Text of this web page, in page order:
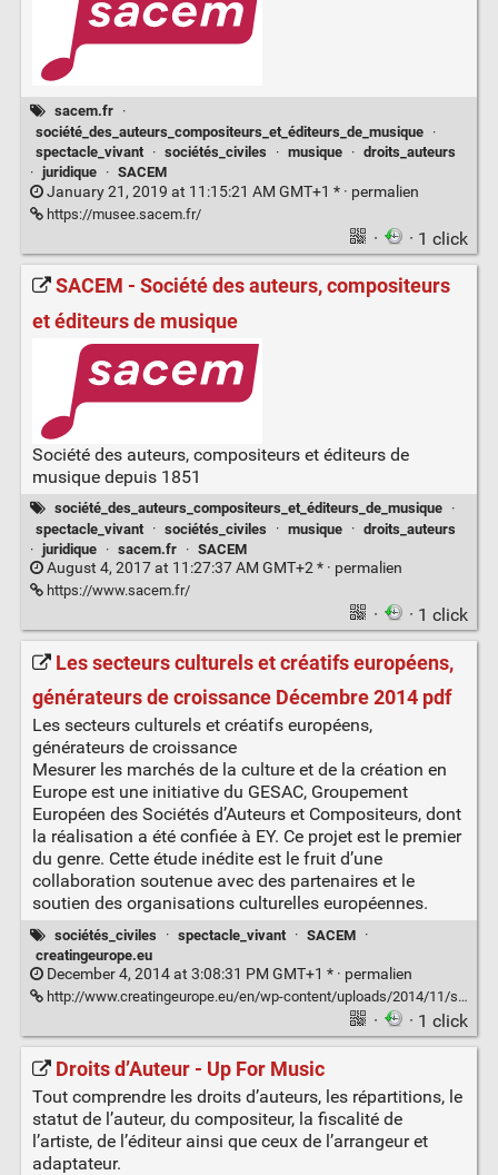
sacem.fr
·
société_des_auteurs_compositeurs_et_éditeurs_de_musique
·
spectacle_vivant
· sociétés_civiles · musique · droits_auteurs
· juridique · SACEM
January 21, 2019 at 11:15:21 AM GMT+1 * · permalien
https://musee.sacem.fr/
· · 1 click
SACEM - Société des auteurs, compositeurs
et éditeurs de musique
Société des auteurs, compositeurs et éditeurs de
musique depuis 1851
société_des_auteurs_compositeurs_et_éditeurs_de_musique
·
spectacle_vivant
· sociétés_civiles · musique · droits_auteurs
· juridique · sacem.fr · SACEM
August 4, 2017 at 11:27:37 AM GMT+2 * · permalien
https://www.sacem.fr/
· · 1 click
Les secteurs culturels et créatifs européens,
générateurs de croissance Décembre 2014 pdf
Les secteurs culturels et créatifs européens,
générateurs de croissance
Mesurer les marchés de la culture et de la création en
Europe est une initiative du GESAC, Groupement
Européen des Sociétés d’Auteurs et Compositeurs, dont
la réalisation a été confiée à EY. Ce projet est le premier
du genre. Cette étude inédite est le fruit d’une
collaboration soutenue avec des partenaires et le
soutien des organisations culturelles européennes.
sociétés_civiles · spectacle_vivant · SACEM ·
creatingeurope.eu
December 4, 2014 at 3:08:31 PM GMT+1 * · permalien
http://www.creatingeurope.eu/en/wp-content/uploads/2014/11/study-full-fr.pdf
· · 1 click
Droits d’Auteur - Up For Music
Tout comprendre les droits d’auteurs, les répartitions, le
statut de l’auteur, du compositeur, la fiscalité de
l’artiste, de l’éditeur ainsi que ceux de l’arrangeur et
adaptateur.